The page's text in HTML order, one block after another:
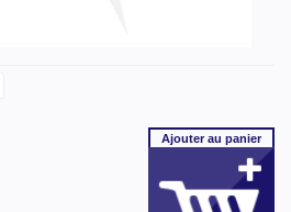
Ajouterau panier